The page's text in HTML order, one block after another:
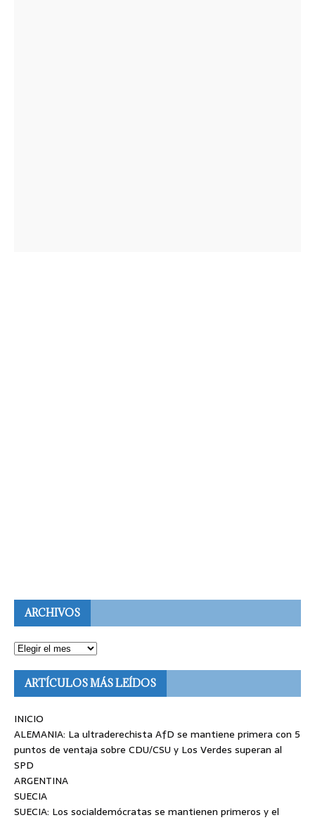
ARCHIVOS
ARTÍCULOS MÁS LEÍDOS
INICIO
ALEMANIA: La ultraderechista AfD se mantiene primera con 5
puntos de ventaja sobre CDU/CSU y Los Verdes superan al
SPD
ARGENTINA
SUECIA
SUECIA: Los socialdemócratas se mantienen primeros y el